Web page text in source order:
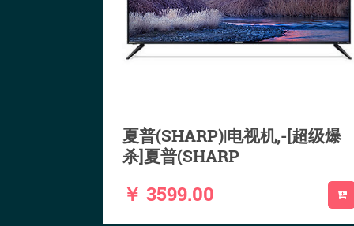
夏普(SHARP)|电视机,-[超级爆
杀]夏普(SHARP
￥ 3599.00